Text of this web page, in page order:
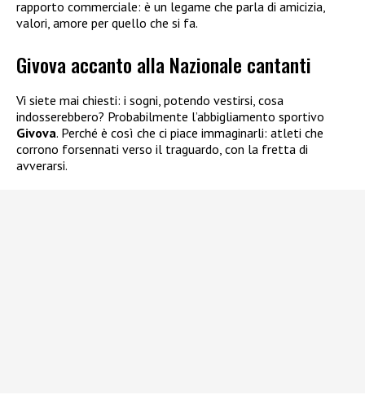
rapporto commerciale: è un legame che parla di amicizia,
valori, amore per quello che si fa.
Givova accanto alla Nazionale cantanti
Vi siete mai chiesti: i sogni, potendo vestirsi, cosa
indosserebbero? Probabilmente l’abbigliamento sportivo
Givova. Perché è così che ci piace immaginarli: atleti che
corrono forsennati verso il traguardo, con la fretta di
avverarsi.